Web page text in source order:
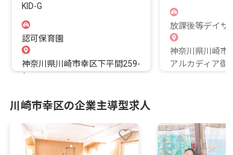
KID-G
認可保育園
神奈川県川崎市幸区下平間259-
1
放課後等デイサ
神奈川県川崎市
アルカディア御
川崎市幸区の企業主導型求人